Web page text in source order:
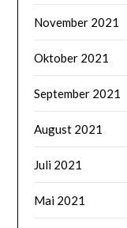
November 2021
Oktober 2021
September 2021
August 2021
Juli 2021
Mai 2021